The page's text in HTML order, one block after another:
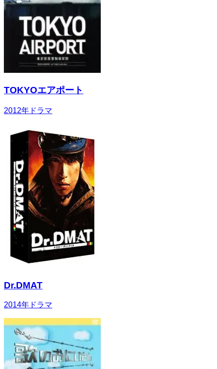
TOKYOエアポート
2012年 ドラマ
Dr.DMAT
2014年 ドラマ